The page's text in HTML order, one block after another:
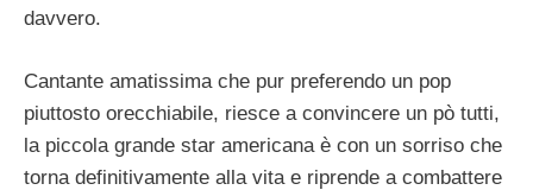
davvero.
Cantante amatissima che pur preferendo un pop
piuttosto orecchiabile, riesce a convincere un pò tutti,
la piccola grande star americana è con un sorriso che
torna definitivamente alla vita e riprende a combattere